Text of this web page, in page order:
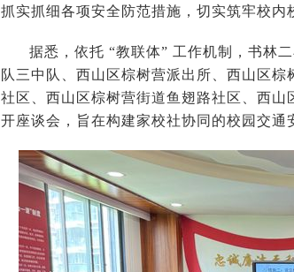
抓实抓细各项安全防范措施，切实筑牢校内
据悉，依托 “教联体” 工作机制，书林
队三中队、西山区棕树营派出所、西山区
社区、西山区棕树营街道鱼翅路社区、西
开座谈会，旨在构建家校社协同的校园交通